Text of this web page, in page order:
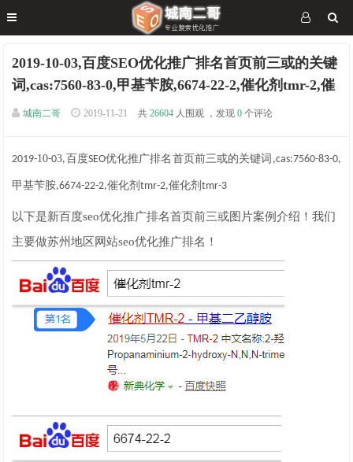
2019-10-03,百度SEO优化推广排名首页前三或的关键
词,cas:7560-83-0,甲基苄胺,6674-22-2,催化剂tmr-2,催
化剂tmr-3
城南二哥 2019-11-21 共 26604 人围观 ，发现 0 个评论
2019-10-03, 百度SEO优化推广排名首页前三或的关键词 ,cas:7560-83-0,
甲基苄胺,6674-22-2,催化剂tmr-2,催化剂tmr-3
以下是新百度seo优化推广排名首页前三或图片案例介绍！我们
主要做苏州地区网站seo优化推广排名！